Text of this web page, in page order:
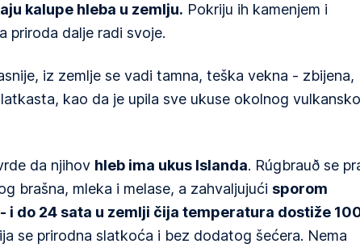
kalupe hleba u zemlju. Pokriju ih kamenjem i
priroda dalje radi svoje.
iz zemlje se vadi tamna, teška vekna - zbijena,
kao da je upila sve ukuse okolnog
da njihov hleb ima ukus Islanda. Rúgbrauð se
brašna, mleka i melase, a zahvaljujući sporom
i do 24 sata u zemlji čija temperatura dostiže
se prirodna slatkoća i bez dodatog šećera. Nema